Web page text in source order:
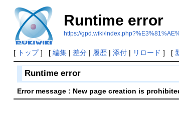
Runtime error
https://gpd.wiki/
[ トップ] [ 編集| 差分| 履歴| 添付| リロード ] [
Runtime error
Error message : New page creation is